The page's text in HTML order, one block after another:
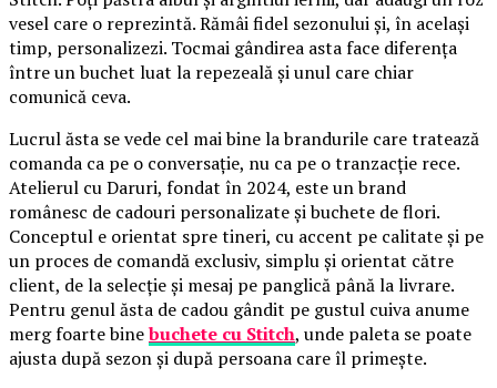
vesel care o reprezintă. Rămâi fidel sezonului și, în același
timp, personalizezi. Tocmai gândirea asta face diferența
între un buchet luat la repezeală și unul care chiar
comunică ceva.
Lucrul ăsta se vede cel mai bine la brandurile care tratează
comanda ca pe o conversație, nu ca pe o tranzacție rece.
Atelierul cu Daruri, fondat în 2024, este un brand
românesc de cadouri personalizate și buchete de flori.
Conceptul e orientat spre tineri, cu accent pe calitate și pe
un proces de comandă exclusiv, simplu și orientat către
client, de la selecție și mesaj pe panglică până la livrare.
Pentru genul ăsta de cadou gândit pe gustul cuiva anume
merg foarte binebuchete cu Stitch, unde paleta se poate
ajusta după sezon și după persoana care îl primește.